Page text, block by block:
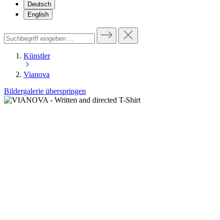
Deutsch
English
Künstler
Vianova
Bildergalerie überspringen